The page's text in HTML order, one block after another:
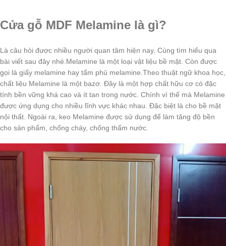
Cửa gỗ MDF Melamine là gì?
Là câu hỏi được nhiều người quan tâm hiện nay. Cùng tìm hiểu qua
bài viết sau đây nhé.Melamine là một loại vật liệu bề mặt. Còn được
gọi là giấy melamine hay tấm phủ melamine.Theo thuật ngữ khoa học,
chất liệu Melamine là một bazơ. Đây là một hợp chất hữu cơ có đặc
tính bền vững khá cao và ít tan trong nước. Chính vì thế mà Melamine
được ứng dụng cho nhiều lĩnh vực khác nhau. Đặc biệt là cho bề mặt
nội thất. Ngoài ra, keo Melamine được sử dụng để làm tăng độ bền
cho sản phẩm, chống cháy, chống thấm nước.